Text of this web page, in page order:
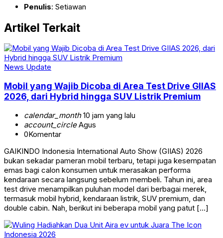
Penulis: Setiawan
Artikel Terkait
News Update
Mobil yang Wajib Dicoba di Area Test Drive GIIAS
2026, dari Hybrid hingga SUV Listrik Premium
calendar_month10 jam yang lalu
account_circleAgus
0Komentar
GAIKINDO Indonesia International Auto Show (GIIAS) 2026
bukan sekadar pameran mobil terbaru, tetapi juga kesempatan
emas bagi calon konsumen untuk merasakan performa
kendaraan secara langsung sebelum membeli. Tahun ini, area
test drive menampilkan puluhan model dari berbagai merek,
termasuk mobil hybrid, kendaraan listrik, SUV premium, dan
double cabin. Nah, berikut ini beberapa mobil yang patut […]